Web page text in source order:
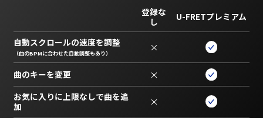
登録な
し
U-FRETプレミアム
自動スクロールの速度を調整
（曲のBPMに合わせた自動調整もあり） ×
曲のキーを変更 ×
お気に入りに上限なしで曲を追
加
×